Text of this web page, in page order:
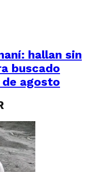
hallan sin
buscado
de agosto